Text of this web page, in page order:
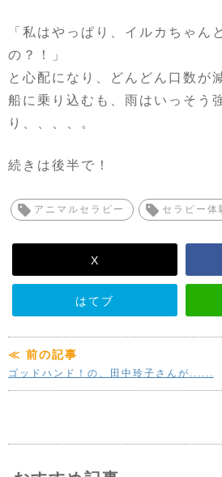
「私はやっぱり、イルカちゃん
の？！」
と心配になり、どんどん口数が
船に乗り込むも、雨はいっそう
り、、、、。
続きは後半で！
アニマルセラピー セラピー体
X
はてブ
≪ 前の記事
ゴッドハンド！の、田中玲子さんが......